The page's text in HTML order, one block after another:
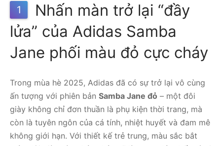
1
Nhấn màn trở lại “đầy
lửa” của Adidas Samba
Jane phối màu đỏ cực cháy
Trong mùa hè 2025, Adidas đã có sự trở lại vô cùng
ấn tượng với phiên bản Samba Jane đỏ – một đôi
giày không chỉ đơn thuần là phụ kiện thời trang, mà
còn là tuyên ngôn của cá tính, nhiệt huyết và đam mê
không giới hạn. Với thiết kế trẻ trung, màu sắc bắt